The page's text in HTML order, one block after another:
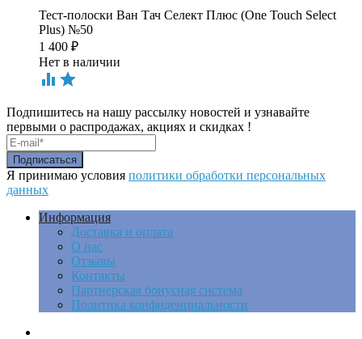
Тест-полоски Ван Тач Селект Плюс (One Touch Select
Plus) №50
1 400 ₽
Нет в наличии
 
Подпишитесь на нашу рассылку новостей и узнавайте
первыми о распродажах, акциях и скидках !
Я принимаю условия политики обработки персональных
данных
Информация
Доставка и оплата
О нас
Отзывы
Контакты
Партнерская бонусная система
Политика конфиденциальности